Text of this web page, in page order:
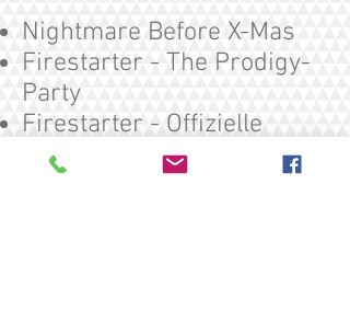
Nightmare Before X-Mas
Firestarter - The Prodigy-
Party
Firestarter - Offizielle
Prodigy-After-Concert-